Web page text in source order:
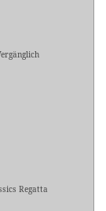
Regatta